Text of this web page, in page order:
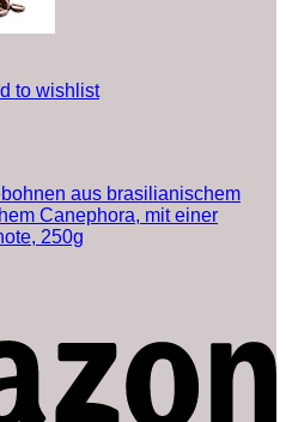
to wishlist
aus brasilianischem
Canephora, mit einer
250g